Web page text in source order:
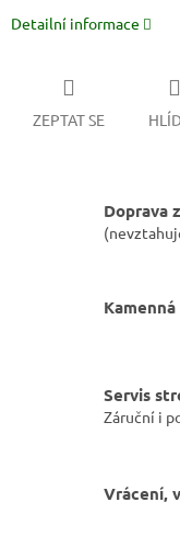
Detailní informace
ZEPTAT SE
Doprava
Servis
Záruční i
Vrácení,